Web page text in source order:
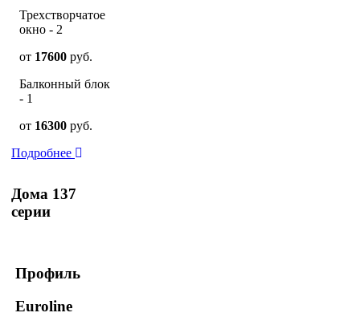
Трехстворчатое
окно - 2
от 17600 руб.
Балконный блок
- 1
от 16300 руб.
Подробнее
Дома 137
серии
Профиль
Euroline